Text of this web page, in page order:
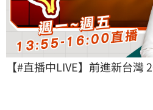
【#直播中LIVE】前進新台灣